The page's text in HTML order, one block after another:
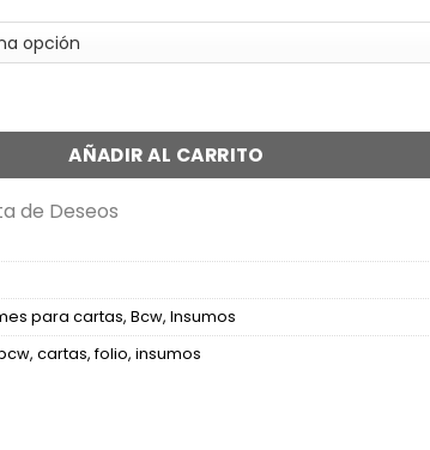
c/hojas de 4 divisiones cantidad
AÑADIR AL CARRITO
de Deseos
para cartas, Bcw, Insumos
, cartas,folio, insumos